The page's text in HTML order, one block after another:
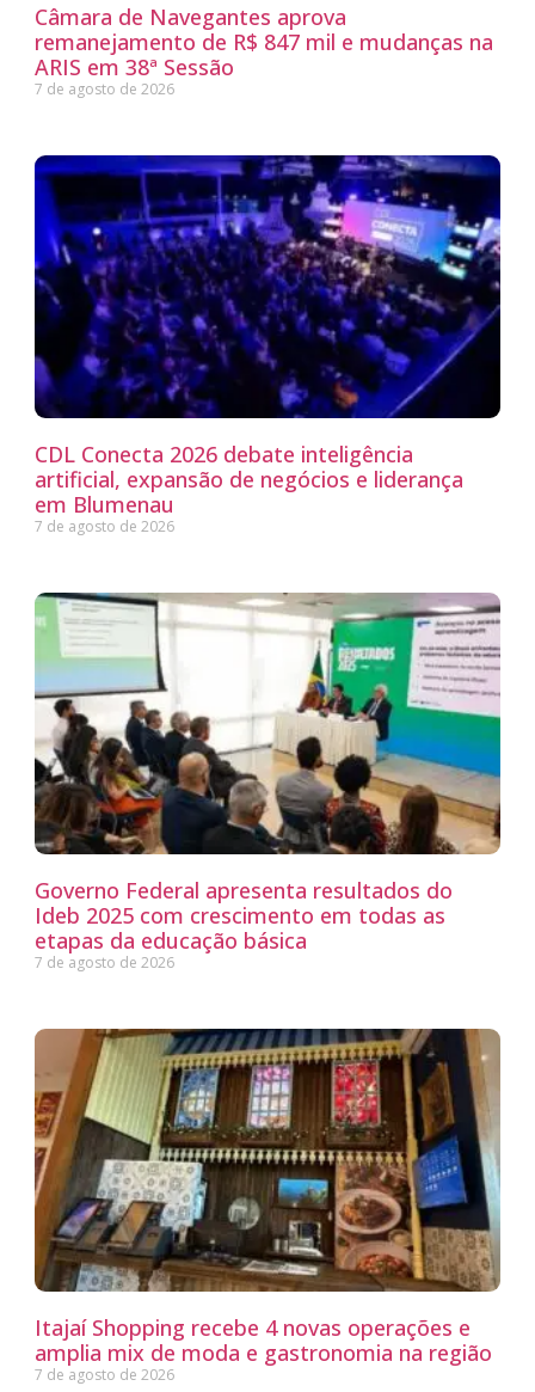
Câmara de Navegantes aprova
remanejamento de R$ 847 mil e mudanças na
ARIS em 38ª Sessão
7 de agosto de 2026
CDL Conecta 2026 debate inteligência
artificial, expansão de negócios e liderança
em Blumenau
7 de agosto de 2026
Governo Federal apresenta resultados do
Ideb 2025 com crescimento em todas as
etapas da educação básica
7 de agosto de 2026
Itajaí Shopping recebe 4 novas operações e
amplia mix de moda e gastronomia na região
7 de agosto de 2026